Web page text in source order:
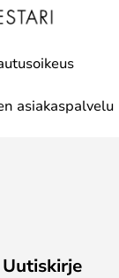
asiakaspalvelu
Uutiskirje